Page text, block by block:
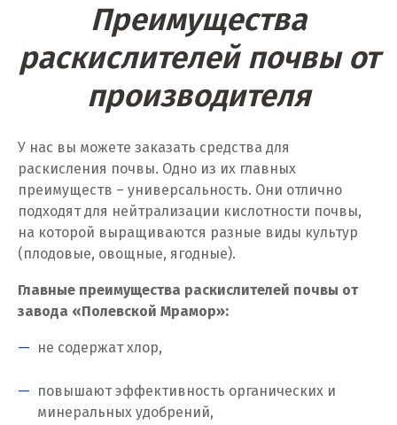
Среднеуральск
Ставрополь
Ступино
Сухой Лог
Сысерть
Т
Преимущества
раскислителей почвы от
производителя
У нас вы можете заказать средства для
раскисления почвы. Одно из их главных
преимуществ – универсальность. Они отлично
подходят для нейтрализации кислотности почвы,
на которой выращиваются разные виды культур
(плодовые, овощные, ягодные).
Главные преимущества раскислителей почвы от
завода «Полевской Мрамор»:
не содержат хлор,
повышают эффективность органических и
минеральных удобрений,